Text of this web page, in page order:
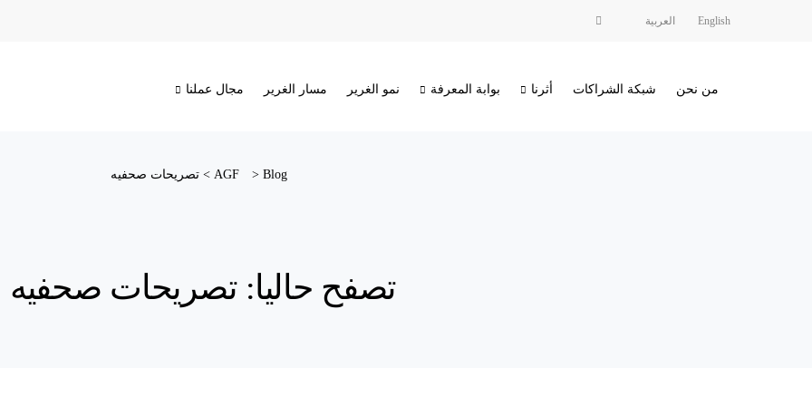
العربية English
من نحن شبكة الشراكات أثرنا بوابة المعرفة نمو الغرير مسار الغرير مجال عملنا
AGF > Blog
>تصريحات صحفيه
تصفح حاليا: تصريحات صحفيه